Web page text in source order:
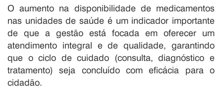
O aumento na disponibilidade de medicamentos
nas unidades de saúde é um indicador importante
de que a gestão está focada em oferecer um
atendimento integral e de qualidade, garantindo
que o ciclo de cuidado (consulta, diagnóstico e
tratamento) seja concluído com eficácia para o
cidadão.